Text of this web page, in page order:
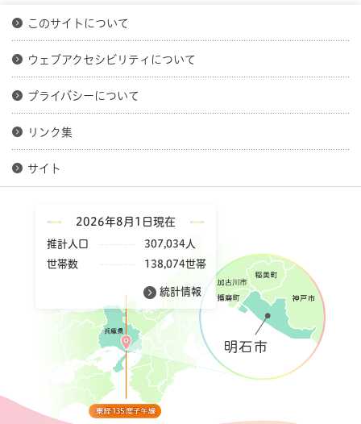
このサイトについて
ウェブアクセシビリティについて
プライバシーについて
リンク集
サイト
2026年8月1日現在
推計人口
307,034人
世帯数
138,074世帯
統計情報